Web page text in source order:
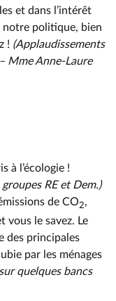
et dans l’intérêt
notre politique, bien
! (Applaudissements
Mme Anne-Laure
à l’écologie !
RE et Dem.)
de CO2,
vous le savez. Le
des principales
par les ménages
sur quelques bancs